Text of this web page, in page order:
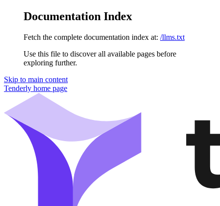
Documentation Index
Fetch the complete documentation index at: /llms.txt
Use this file to discover all available pages before
exploring further.
Skip to main content
Tenderly home page